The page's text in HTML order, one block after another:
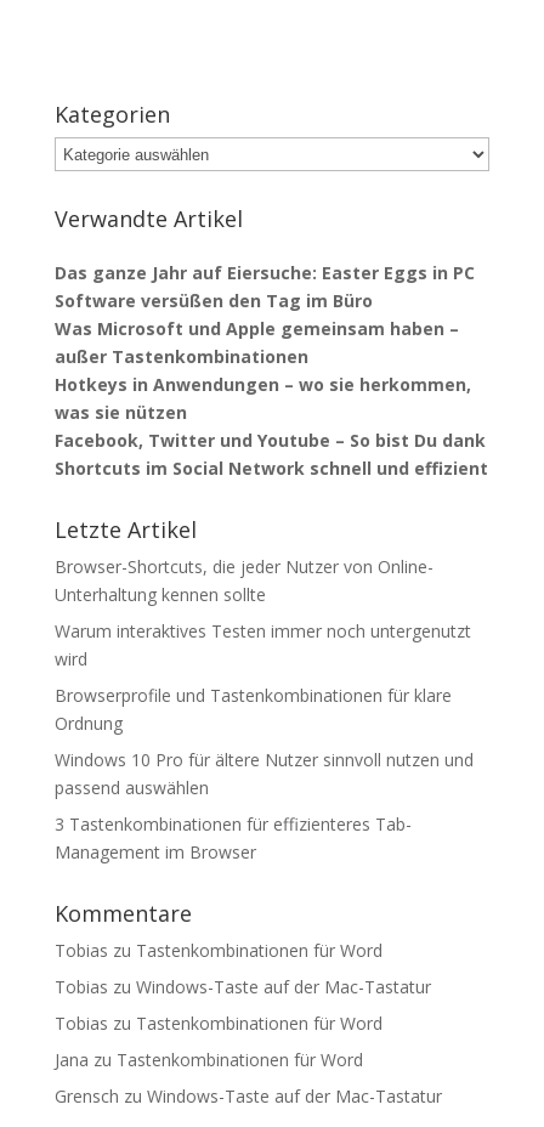
Kategorien
Kategorien
Verwandte Artikel
Das ganze Jahr auf Eiersuche: Easter Eggs in PC
Software versüßen den Tag im Büro
Was Microsoft und Apple gemeinsam haben –
außer Tastenkombinationen
Hotkeys in Anwendungen – wo sie herkommen,
was sie nützen
Facebook, Twitter und Youtube – So bist Du dank
Shortcuts im Social Network schnell und effizient
Letzte Artikel
Browser-Shortcuts, die jeder Nutzer von Online-
Unterhaltung kennen sollte
Warum interaktives Testen immer noch untergenutzt
wird
Browserprofile und Tastenkombinationen für klare
Ordnung
Windows 10 Pro für ältere Nutzer sinnvoll nutzen und
passend auswählen
3 Tastenkombinationen für effizienteres Tab-
Management im Browser
Kommentare
Tobias zu Tastenkombinationen für Word
Tobias zu Windows-Taste auf der Mac-Tastatur
Tobias zu Tastenkombinationen für Word
Jana zu Tastenkombinationen für Word
Grensch zu Windows-Taste auf der Mac-Tastatur